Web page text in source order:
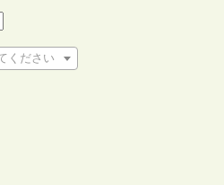
ください
い